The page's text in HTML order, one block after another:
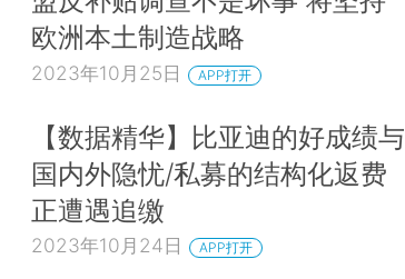
欧洲本土制造战略
2023年10月25日 APP打开
【数据精华】比亚迪的好成绩与
国内外隐忧/私募的结构化返费
正遭遇追缴
2023年10月24日 APP打开